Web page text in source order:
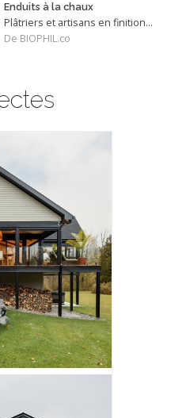
Enduits à la chaux
Plâtriers et artisans en finition intérieure naturelle
De BIOPHIL.co